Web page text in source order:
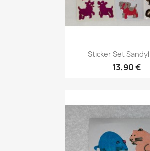
Sticker Set
13,90 €